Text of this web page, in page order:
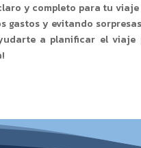
y completo para tu
gastos y evitando
a planificar el viaje